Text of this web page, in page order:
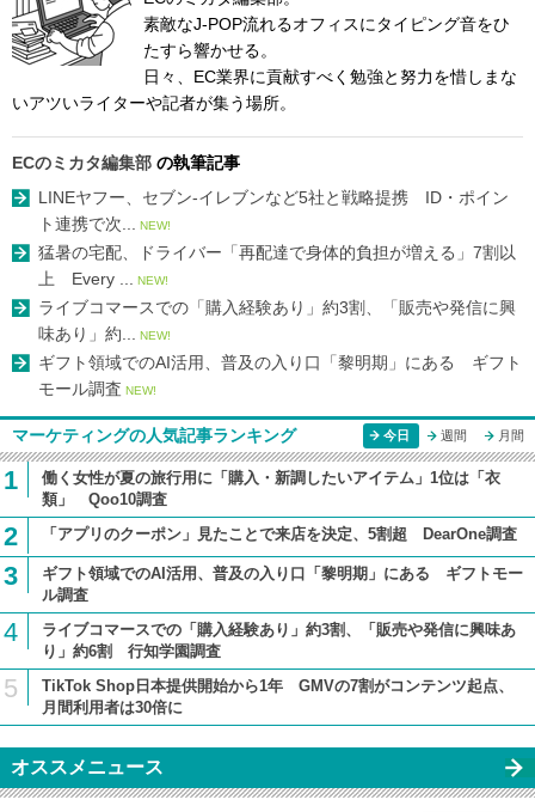
素敵なJ-POP流れるオフィスにタイピング音をひ
たすら響かせる。
日々、EC業界に貢献すべく勉強と努力を惜しまな
いアツいライターや記者が集う場所。
ECのミカタ編集部 の執筆記事
LINEヤフー、セブン-イレブンなど5社と戦略提携 ID・ポイン
ト連携で次...
NEW!
猛暑の宅配、ドライバー「再配達で身体的負担が増える」7割以
上 Every ...
NEW!
ライブコマースでの「購入経験あり」約3割、「販売や発信に興
味あり」約...
NEW!
ギフト領域でのAI活用、普及の入り口「黎明期」にある ギフト
モール調査 NEW!
マーケティングの人気記事ランキング 今日 週間 月間
1
働く女性が夏の旅行用に「購入・新調したいアイテム」1位は「衣
類」 Qoo10調査
2 「アプリのクーポン」見たことで来店を決定、5割超 DearOne調査
3
ギフト領域でのAI活用、普及の入り口「黎明期」にある ギフトモー
ル調査
4
ライブコマースでの「購入経験あり」約3割、「販売や発信に興味あ
り」約6割 行知学園調査
5
TikTok Shop日本提供開始から1年 GMVの7割がコンテンツ起点、
月間利用者は30倍に
オススメニュース